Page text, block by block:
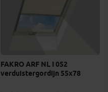
FAKRO ARF NL I 052
verduistergordijn 55x78